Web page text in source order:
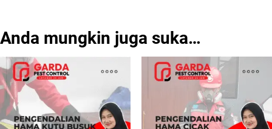
Anda mungkin juga suka…